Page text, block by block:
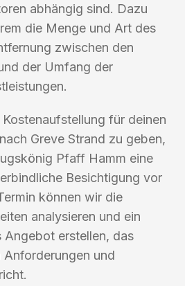
abhängig sind. Dazu
die Menge und Art des
zwischen den
der Umfang der
für deinen
Greve Strand zu geben,
Pfaff Hamm eine
Besichtigung vor
können wir die
analysieren und ein
Angebot erstellen, das
und